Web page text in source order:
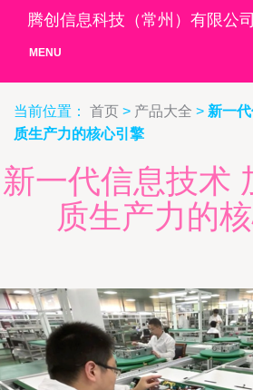
腾创信息科技（常州）有限公司
MENU
当前位置： 首页 > 产品大全 > 新一
质生产力的核心引擎
新一代信息技术
质生产力的